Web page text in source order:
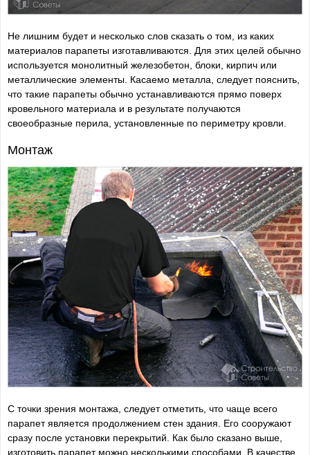
Не лишним будет и несколько слов сказать о том, из каких
материалов парапеты изготавливаются. Для этих целей обычно
используется монолитный железобетон, блоки, кирпич или
металлические элементы. Касаемо металла, следует пояснить,
что такие парапеты обычно устанавливаются прямо поверх
кровельного материала и в результате получаются
своеобразные перила, установленные по периметру кровли.
Монтаж
С точки зрения монтажа, следует отметить, что чаще всего
парапет является продолжением стен здания. Его сооружают
сразу после установки перекрытий. Как было сказано выше,
изготовить парапет можно несколькими способами. В качестве